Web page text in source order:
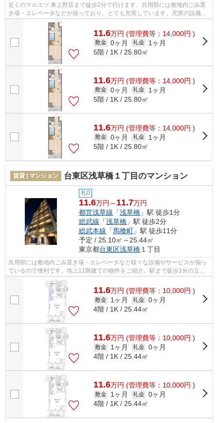
近くのマルエツ 東上野店まで徒歩2分で行けます。共用部には敷地内ごみ置
き場・エレベータなどが揃っており、とても充実しています。充実の設備と
綺麗な室内を兼ね備えた、2019年築の...
11.6万円 (管理費等：14,000円 )
敷金 0ヶ月 礼金
1ヶ月
5階 / 1K / 25.80㎡
11.6万円 (管理費等：14,000円 )
敷金 0ヶ月 礼金
1ヶ月
5階 / 1K / 25.80㎡
11.6万円 (管理費等：14,000円 )
敷金 0ヶ月 礼金
1ヶ月
5階 / 1K / 25.80㎡
賃貸 | マンション 台東区浅草橋１丁目のマンション
礼0
11.6万円～ 11.7万円
都営浅草線 「浅草橋 」駅 徒歩1分
総武線 「浅草橋 」駅 徒歩2分
総武本線 「馬喰町 」駅 徒歩11分
予定 / 25.10㎡～25.44㎡
東京都台東区浅草橋 １丁目
共用部には敷地内ごみ置き場・エレベータなど様々な設備やサービスが揃っ
ているので便利です。地上11階建ての物件をご紹介。駅まで徒歩1分の立地
が魅力的な、利便性の高い物件です。独...
11.6万円 (管理費等：10,000円 )
敷金 1ヶ月 礼金 0ヶ月
4階 / 1K / 25.44㎡
11.6万円 (管理費等：10,000円 )
敷金 1ヶ月 礼金 0ヶ月
4階 / 1K / 25.44㎡
11.6万円 (管理費等：10,000円 )
敷金 1ヶ月 礼金 0ヶ月
4階 / 1K / 25.44㎡